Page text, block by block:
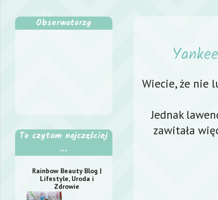
Wiecie, że nie
Jednak
zawitała
Obserwatorzy
To czytam najczęściej
...
Rainbow Beauty Blog |
Lifestyle, Uroda i
Zdrowie